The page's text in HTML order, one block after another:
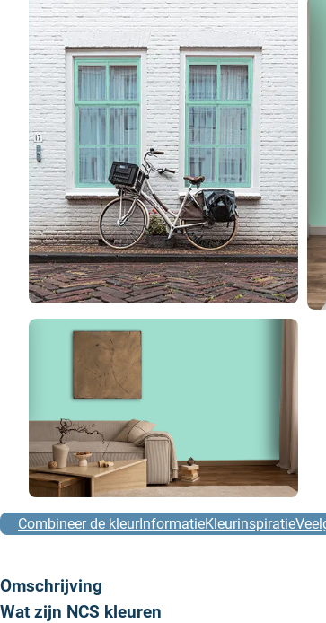
Combineer de kleurInformatieKleurinspiratie
Omschrijving
Wat zijn NCS kleuren